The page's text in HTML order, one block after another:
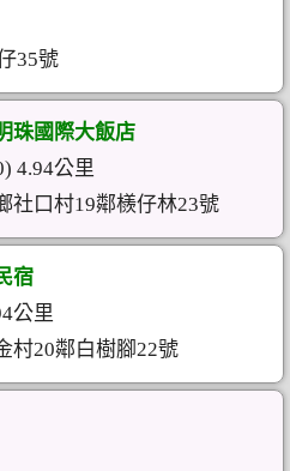
35號
珠國際大飯店
4.94公里
社口村19鄰檨仔林23號
宿
公里
村20鄰白樹腳22號